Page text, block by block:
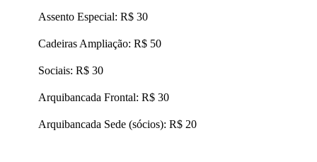
Assento Especial: R$ 30
Cadeiras Ampliação: R$ 50
Sociais: R$ 30
Arquibancada Frontal: R$ 30
Arquibancada Sede (sócios): R$ 20